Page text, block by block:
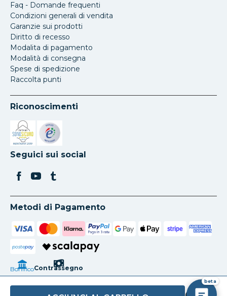
Faq - Domande frequenti
Condizioni generali di vendita
Garanzie sui prodotti
Diritto di recesso
Modalita di pagamento
Modalità di consegna
Spese di spedizione
Raccolta punti
Riconoscimenti
Si apre in una nuova scheda
Si apre in una nuova scheda
Seguici sui social
Metodi di Pagamento
postepay
BonificoContrassegno
beta